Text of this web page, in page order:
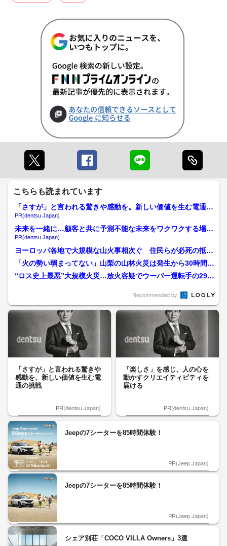
こちらも読まれています
「さすが」と言われる驚きや感動を。新しい価値を生む電通の
挑戦
PR(dentsu Japan)
未来を一緒に…顧客と共に予測不能な未来をワクワクする場所
へ
PR(dentsu Japan)
ヨーロッパ各地で大規模な山火事相次ぐ 住民らが必死の抵抗
も“熱波”で土地が乾燥 ...
「火の勢い弱まってない」山梨の山林火災は発生から30時間超
経過もいまだ鎮火のめど...
“ロス史上最悪”大規模火災…放火容疑でウーバー運転手の29歳
Recommended by
「さすが」と言われる驚きや
感動を。新しい価値を生む電
通の挑戦
PR(dentsu Japan)
「楽しさ」を感じ、人の心を
動かすクリエイティビティを
届ける
PR(dentsu Japan)
Jeepの7シーターを85時間体験！
PR(Jeep Japan)
Jeepの7シーターを85時間体験！
PR(Jeep Japan)
シェア別荘「COCO VILLA Owners」3選